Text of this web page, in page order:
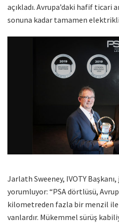
açıkladı. Avrupa’daki hafif ticari
sonuna kadar tamamen
Jarlath Sweeney, IVOTY
yorumluyor: “PSA dörtlüsü,
kilometreden fazla bir menzil
vanlardır. Mükemmel sürüş